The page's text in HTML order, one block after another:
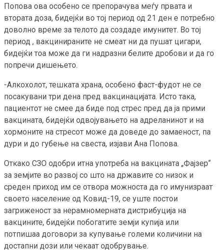
Попова ова особено се препорачува меѓу првата и
втората доза, бидејќи во тој период од 21 ден е потребно
доволно време за телото да создаде имунитет. Во тој
период , вакцинираните не смеат ни да пушат цигари,
бидејќи тоа може да ги надразни белите дробови и да го
попречи дишењето.
-Алкохолот, тешката храна, особено фаст-фудот не се
посакувани три дена пред вакцинацијата. Исто така,
пациентот не смее да биде под стрес пред да ја прими
вакцината, бидејќи одвојувањето на адреланинот и на
хормоните на стресот може да доведе до замаеност, па
дури и до губење на свеста, изјави Ана Попова.
Откако СЗО одобри итна употреба на вакцината „Фајзер“
за земјите во развој со што на државите со низок и
среден приход им се отвора можноста да го имунизраат
своето население од Ковид-19, се уште постои
загриженост за нерамномерната дистрибуција на
вакцините, бидејќи побогатите земји купија или
потпишаа договори за купување големи количини на
достапни дози или чекаат одобрување.